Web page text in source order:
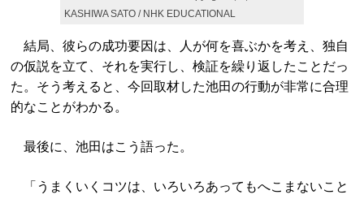
KASHIWA SATO / NHK EDUCATIONAL
結局、彼らの成功要因は、人が何を喜ぶかを考え、独自
の仮説を立て、それを実行し、検証を繰り返したことだっ
た。そう考えると、今回取材した池田の行動が非常に合理
的なことがわかる。
最後に、池田はこう語った。
「うまくいくコツは、いろいろあってもへこまないこと